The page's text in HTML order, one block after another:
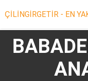
ÇİLİNGİRGETİR - EN
Çilingir Ara
Çilingir misin? Bize